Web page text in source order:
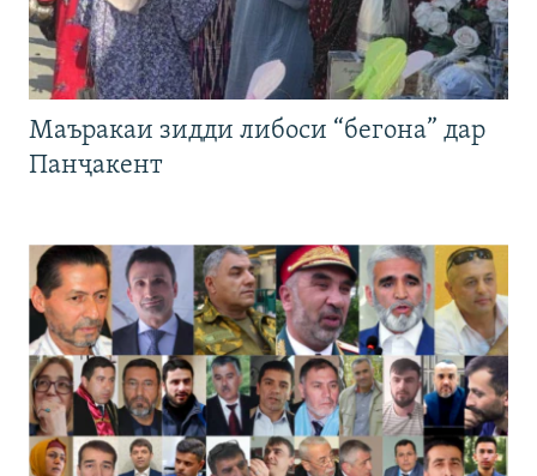
Маъракаи зидди либоси “бегона” дар
Панҷакент